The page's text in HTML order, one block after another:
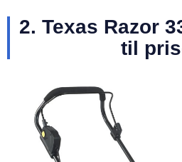
2. Texas Razor
til